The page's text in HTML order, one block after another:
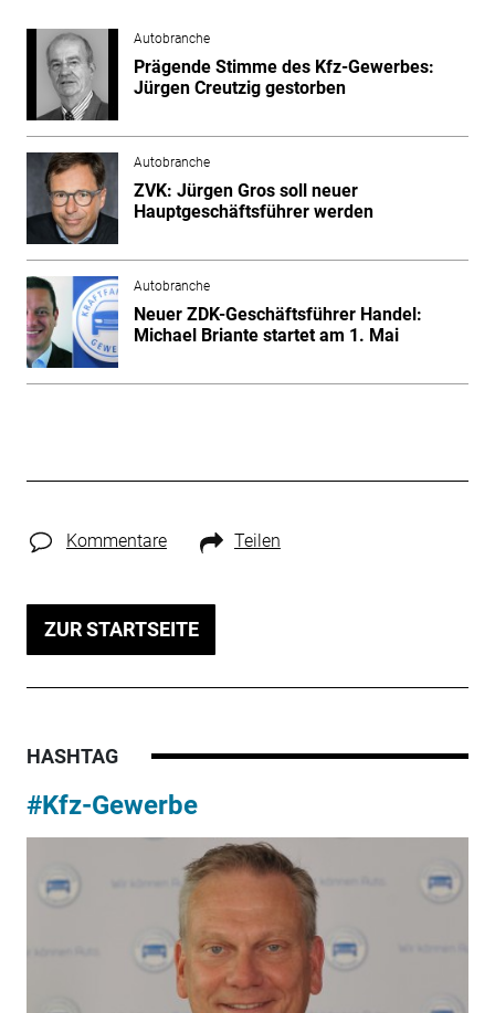
Autobranche
Prägende Stimme des Kfz-Gewerbes:
Jürgen Creutzig gestorben
Autobranche
ZVK: Jürgen Gros soll neuer
Hauptgeschäftsführer werden
Autobranche
Neuer ZDK-Geschäftsführer Handel:
Michael Briante startet am 1. Mai
Kommentare Teilen
ZUR STARTSEITE
HASHTAG
#Kfz-Gewerbe